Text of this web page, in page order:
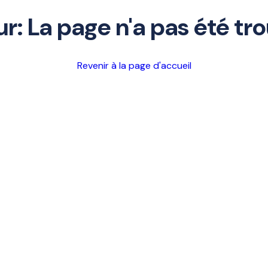
La page n'a pas été
Revenir à la page d'accueil